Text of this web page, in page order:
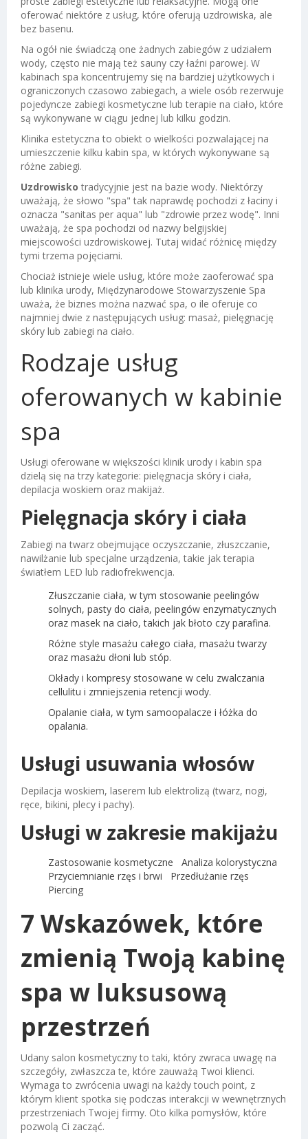
oferować niektóre z usług, które oferują uzdrowiska, ale
bez basenu.
Na ogół nie świadczą one żadnych zabiegów z udziałem
wody, często nie mają też sauny czy łaźni parowej. W
kabinach spa koncentrujemy się na bardziej użytkowych i
ograniczonych czasowo zabiegach, a wiele osób rezerwuje
pojedyncze zabiegi kosmetyczne lub terapie na ciało, które
są wykonywane w ciągu jednej lub kilku godzin.
Klinika estetyczna to obiekt o wielkości pozwalającej na
umieszczenie kilku kabin spa, w których wykonywane są
różne zabiegi.
Uzdrowisko tradycyjnie jest na bazie wody. Niektórzy
uważają, że słowo "spa" tak naprawdę pochodzi z łaciny i
oznacza "sanitas per aqua" lub "zdrowie przez wodę". Inni
uważają, że spa pochodzi od nazwy belgijskiej
miejscowości uzdrowiskowej. Tutaj widać różnicę między
tymi trzema pojęciami.
Chociaż istnieje wiele usług, które może zaoferować spa
lub klinika urody, Międzynarodowe Stowarzyszenie Spa
uważa, że biznes można nazwać spa, o ile oferuje co
najmniej dwie z następujących usług: masaż, pielęgnację
skóry lub zabiegi na ciało.
Rodzaje usług
oferowanych w kabinie
spa
Usługi oferowane w większości klinik urody i kabin spa
dzielą się na trzy kategorie: pielęgnacja skóry i ciała,
depilacja woskiem oraz makijaż.
Pielęgnacja skóry i ciała
Zabiegi na twarz obejmujące oczyszczanie, złuszczanie,
nawilżanie lub specjalne urządzenia, takie jak terapia
światłem LED lub radiofrekwencja.
Złuszczanie ciała, w tym stosowanie peelingów
solnych, pasty do ciała, peelingów enzymatycznych
oraz masek na ciało, takich jak błoto czy parafina.
Różne style masażu całego ciała, masażu twarzy
oraz masażu dłoni lub stóp.
Okłady i kompresy stosowane w celu zwalczania
cellulitu i zmniejszenia retencji wody.
Opalanie ciała, w tym samoopalacze i łóżka do
opalania.
Usługi usuwania włosów
Depilacja woskiem, laserem lub elektrolizą (twarz, nogi,
ręce, bikini, plecy i pachy).
Usługi w zakresie makijażu
Zastosowanie kosmetyczne
Analiza kolorystyczna
Przyciemnianie rzęs i brwi
Przedłużanie rzęs
Piercing
7 Wskazówek, które
zmienią Twoją kabinę
spa w luksusową
przestrzeń
Udany salon kosmetyczny to taki, który zwraca uwagę na
szczegóły, zwłaszcza te, które zauważą Twoi klienci.
Wymaga to zwrócenia uwagi na każdy touch point, z
którym klient spotka się podczas interakcji w wewnętrznych
przestrzeniach Twojej firmy. Oto kilka pomysłów, które
pozwolą Ci zacząć.